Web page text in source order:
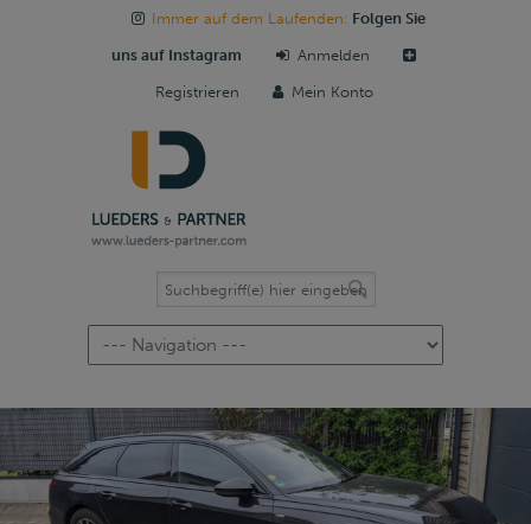
Immer auf dem Laufenden: Folgen Sie
uns auf Instagram Anmelden
Registrieren Mein Konto
Navigation